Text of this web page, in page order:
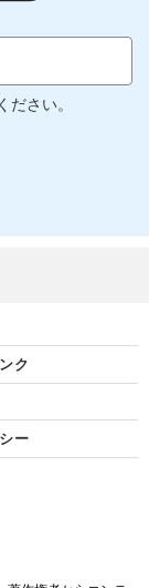
ださい。
ク
ー